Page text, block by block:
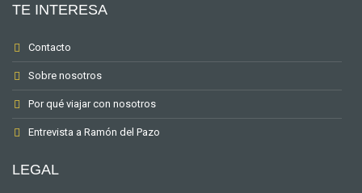
TE INTERESA
Contacto
Sobre nosotros
Por qué viajar con nosotros
Entrevista a Ramón del Pazo
LEGAL